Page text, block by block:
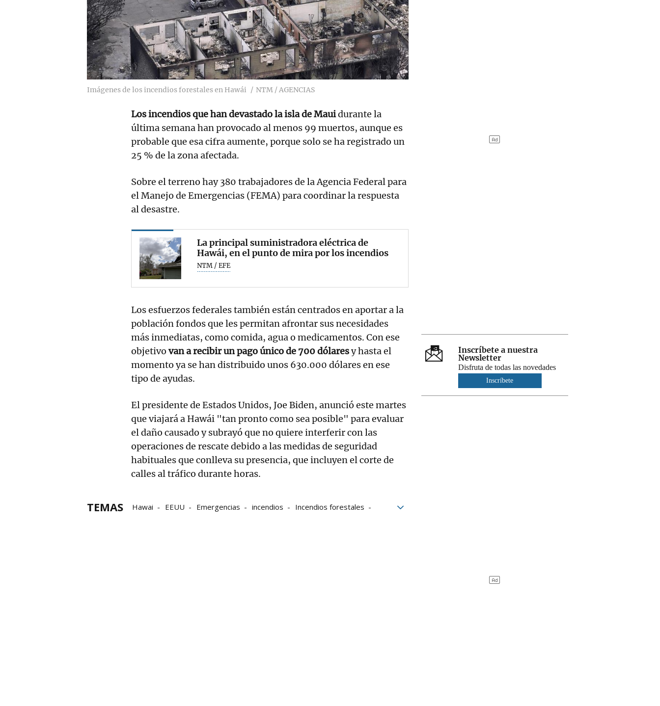
Imágenes de los incendios forestales en Hawái NTM / AGENCIAS
Los incendios que han devastado la isla de Mauidurante la
última semana han provocado al menos 99 muertos, aunque es
probable que esa cifra aumente, porque solo se ha registrado un
25 % de la zona afectada.
Sobre el terreno hay 380 trabajadores de la Agencia Federal para
el Manejo de Emergencias (FEMA) para coordinar la respuesta
al desastre.
La principal suministradora eléctrica de
Hawái, en el punto de mira por los incendios
NTM / EFE
Los esfuerzos federales también están centrados en aportar a la
población fondos que les permitan afrontar sus necesidades
más inmediatas, como comida, agua o medicamentos. Con ese
objetivo van a recibir un pago único de 700 dólaresy hasta el
momento ya se han distribuido unos 630.000 dólares en ese
tipo de ayudas.
El presidente de Estados Unidos, Joe Biden, anunció este martes
que viajará a Hawái "tan pronto como sea posible" para evaluar
el daño causado y subrayó que no quiere interferir con las
operaciones de rescate debido a las medidas de seguridad
habituales que conlleva su presencia, que incluyen el corte de
calles al tráfico durante horas.
TEMAS Hawai EEUU Emergencias incendios
Incendios forestales
Inscríbete a nuestra
Newsletter
Disfruta de todas las novedades
Inscríbete